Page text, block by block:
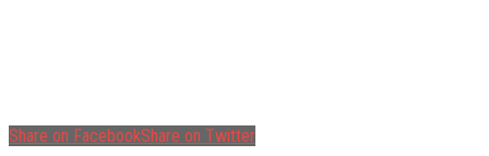
Share on FacebookShare on Twitter